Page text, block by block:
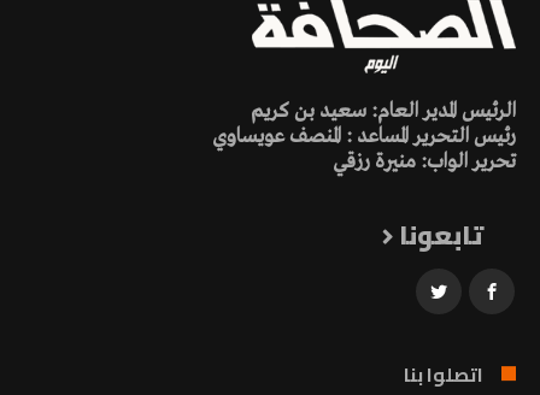
الرئيس المدير العام: سعيد بن كريم
رئيس التحرير المساعد : المنصف عويساوي
تحرير الواب: منيرة رزقي
تابعونا
اتصلوا بنا